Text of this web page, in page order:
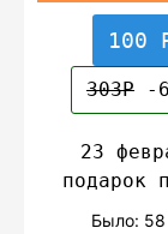
100
303Р -
23
подарок
Было: 58